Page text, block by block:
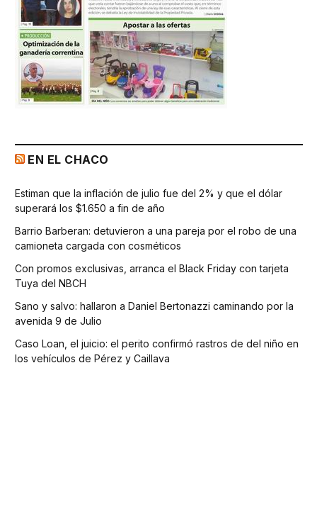
EN EL CHACO
Estiman que la inflación de julio fue del 2% y que el dólar
superará los $1.650 a fin de año
Barrio Barberan: detuvieron a una pareja por el robo de una
camioneta cargada con cosméticos
Con promos exclusivas, arranca el Black Friday con tarjeta
Tuya del NBCH
Sano y salvo: hallaron a Daniel Bertonazzi caminando por la
avenida 9 de Julio
Caso Loan, el juicio: el perito confirmó rastros de del niño en
los vehículos de Pérez y Caillava